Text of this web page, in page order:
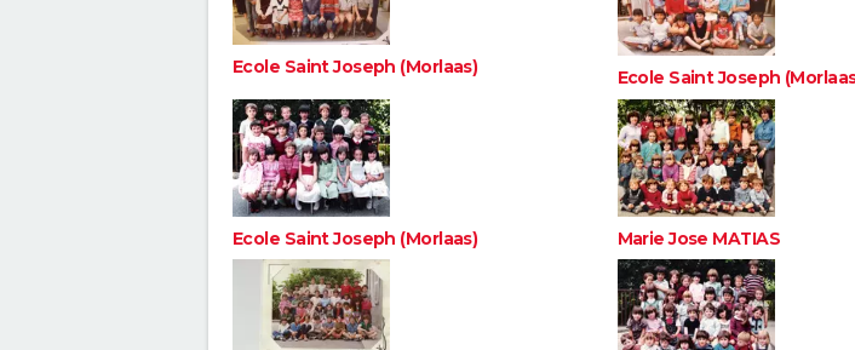
Ecole Saint Joseph (Morlaas) Ecole Saint Joseph
Ecole Saint Joseph (Morlaas) Marie Jose MATIAS